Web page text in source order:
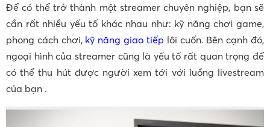
Để có thể trở thành một streamer chuyên nghiệp, bạn sẽ
cần rất nhiều yếu tố khác nhau như: kỹ năng chơi game,
phong cách chơi, kỹ năng giao tiếp lôi cuốn. Bên cạnh đó,
ngoại hình của streamer cũng là yếu tố rất quan trọng để
có thể thu hút được người xem tới với luồng livestream
của bạn .